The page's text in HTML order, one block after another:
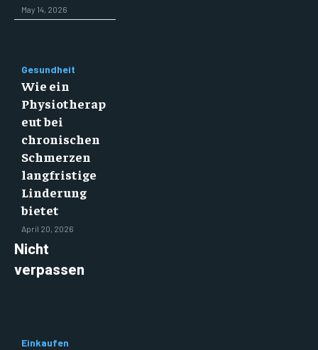
May 14, 2026
Gesundheit
Wie ein
Physiotherap
eut bei
chronischen
Schmerzen
langfristige
Linderung
bietet
April 20, 2026
Nicht
verpassen
Einkaufen